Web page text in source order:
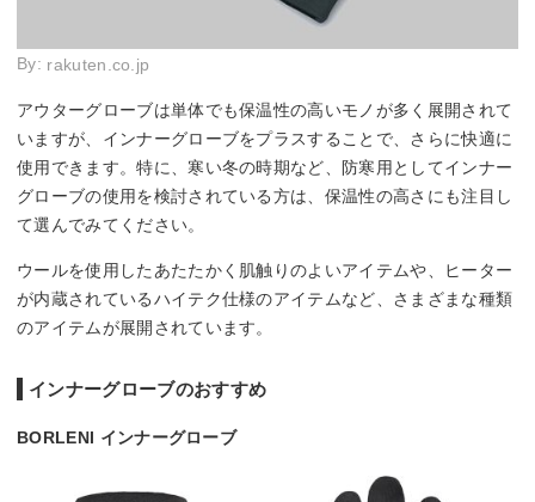
By: rakuten.co.jp
アウターグローブは単体でも保温性の高いモノが多く展開されて
いますが、インナーグローブをプラスすることで、さらに快適に
使用できます。特に、寒い冬の時期など、防寒用としてインナー
グローブの使用を検討されている方は、保温性の高さにも注目し
て選んでみてください。
ウールを使用したあたたかく肌触りのよいアイテムや、ヒーター
が内蔵されているハイテク仕様のアイテムなど、さまざまな種類
のアイテムが展開されています。
インナーグローブのおすすめ
BORLENI インナーグローブ